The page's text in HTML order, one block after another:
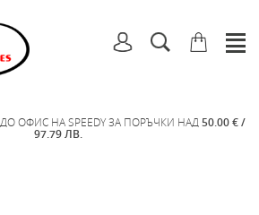
ДО ОФИС НА SPEEDY ЗА ПОРЪЧКИ НАД 50.00 € /
97.79 ЛВ.